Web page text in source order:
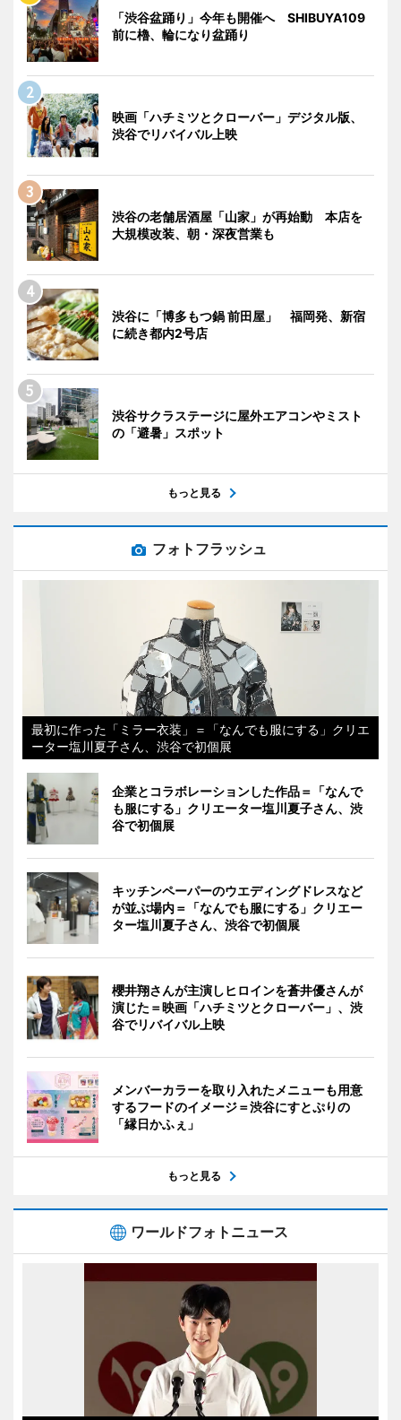
「渋谷盆踊り」今年も開催へ SHIBUYA109
前に櫓、輪になり盆踊り
映画「ハチミツとクローバー」デジタル版、
渋谷でリバイバル上映
渋谷の老舗居酒屋「山家」が再始動 本店を
大規模改装、朝・深夜営業も
渋谷に「博多もつ鍋 前田屋」 福岡発、新宿
に続き都内2号店
渋谷サクラステージに屋外エアコンやミスト
の「避暑」スポット
もっと見る
フォトフラッシュ
最初に作った「ミラー衣装」＝「なんでも服にする」クリエ
ーター塩川夏子さん、渋谷で初個展
企業とコラボレーションした作品＝「なんで
も服にする」クリエーター塩川夏子さん、渋
谷で初個展
キッチンペーパーのウエディングドレスなど
が並ぶ場内＝「なんでも服にする」クリエー
ター塩川夏子さん、渋谷で初個展
櫻井翔さんが主演しヒロインを蒼井優さんが
演じた＝映画「ハチミツとクローバー」、渋
谷でリバイバル上映
メンバーカラーを取り入れたメニューも用意
するフードのイメージ＝渋谷にすとぷりの
「縁日かふぇ」
もっと見る
ワールドフォトニュース